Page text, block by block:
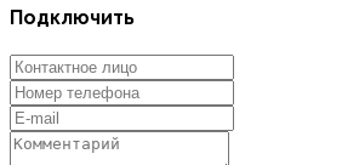
Подключить